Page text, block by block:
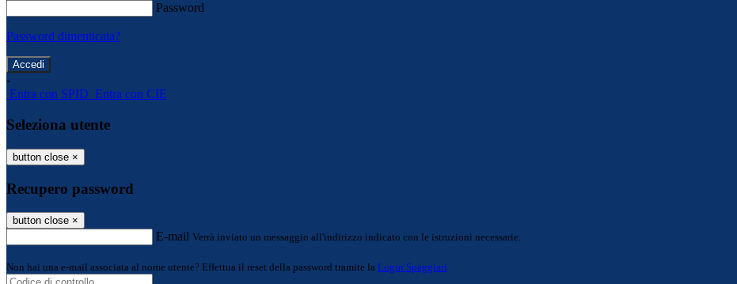
Password
Password dimenticata?
-
Entra con SPID Entra con CIE
Seleziona utente
button close ×
Recupero password
button close ×
E-mail Verrà inviato un messaggio all'indirizzo indicato con le istruzioni necessarie.
Non hai una e-mail associata al nome utente? Effettua il reset della password tramite la Login Spaggiari